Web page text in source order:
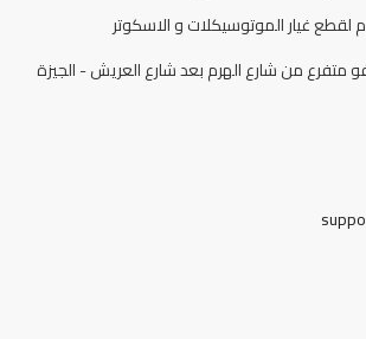
غيار الموتوسيكلات و الاسكوتر
متفرع من شارع الهرم بعد شارع العريش - الجيزة